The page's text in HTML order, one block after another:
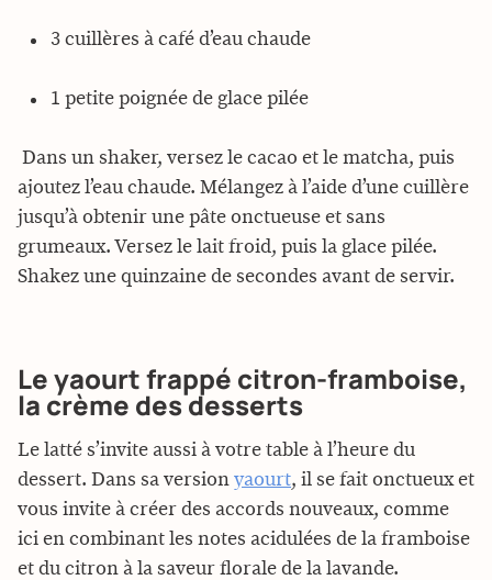
3 cuillères à café d’eau chaude
1 petite poignée de glace pilée
Dans un shaker, versez le cacao et le matcha, puis
ajoutez l’eau chaude. Mélangez à l’aide d’une cuillère
jusqu’à obtenir une pâte onctueuse et sans
grumeaux. Versez le lait froid, puis la glace pilée.
Shakez une quinzaine de secondes avant de servir.
Le yaourt frappé citron-framboise,
la crème des desserts
Le latté s’invite aussi à votre table à l’heure du
dessert. Dans sa version yaourt, il se fait onctueux et
vous invite à créer des accords nouveaux, comme
ici en combinant les notes acidulées de la framboise
et du citron à la saveur florale de la lavande.